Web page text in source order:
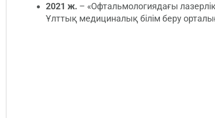
2021 ж. – «Офтальмологиядағы
Ұлттық медициналық білім беру